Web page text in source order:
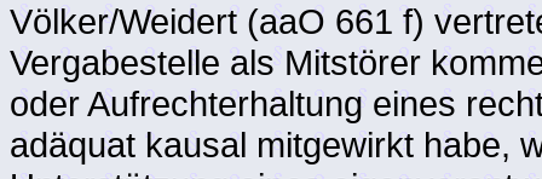
Völker/Weidert (aaO 661 f)
Vergabestelle als Mitstörer
oder Aufrechterhaltung eines
adäquat kausal mitgewirkt habe,